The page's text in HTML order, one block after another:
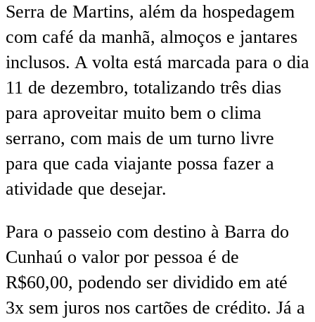
Serra de Martins, além da hospedagem
com café da manhã, almoços e jantares
inclusos. A volta está marcada para o dia
11 de dezembro, totalizando três dias
para aproveitar muito bem o clima
serrano, com mais de um turno livre
para que cada viajante possa fazer a
atividade que desejar.
Para o passeio com destino à Barra do
Cunhaú o valor por pessoa é de
R$60,00, podendo ser dividido em até
3x sem juros nos cartões de crédito. Já a